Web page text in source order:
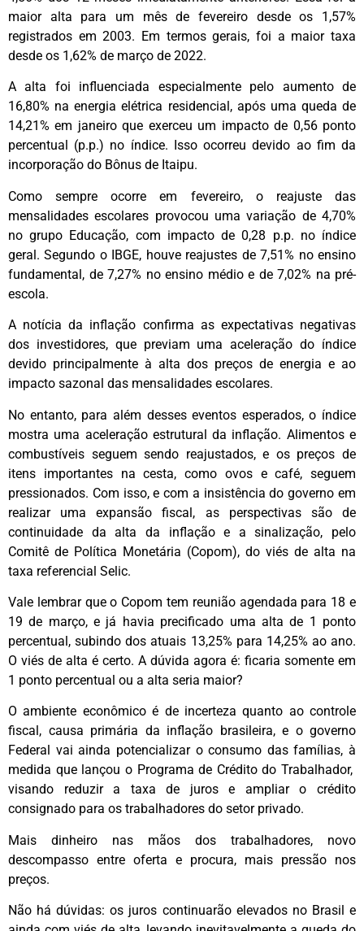
maior alta para um mês de fevereiro desde os 1,57%
registrados em 2003. Em termos gerais, foi a maior taxa
desde os 1,62% de março de 2022.
A alta foi influenciada especialmente pelo aumento de
16,80% na energia elétrica residencial, após uma queda de
14,21% em janeiro que exerceu um impacto de 0,56 ponto
percentual (p.p.) no índice. Isso ocorreu devido ao fim da
incorporação do Bônus de Itaipu.
Como sempre ocorre em fevereiro, o reajuste das
mensalidades escolares provocou uma variação de 4,70%
no grupo Educação, com impacto de 0,28 p.p. no índice
geral. Segundo o IBGE, houve reajustes de 7,51% no ensino
fundamental, de 7,27% no ensino médio e de 7,02% na pré-
escola.
A notícia da inflação confirma as expectativas negativas
dos investidores, que previam uma aceleração do índice
devido principalmente à alta dos preços de energia e ao
impacto sazonal das mensalidades escolares.
No entanto, para além desses eventos esperados, o índice
mostra uma aceleração estrutural da inflação. Alimentos e
combustíveis seguem sendo reajustados, e os preços de
itens importantes na cesta, como ovos e café, seguem
pressionados. Com isso, e com a insistência do governo em
realizar uma expansão fiscal, as perspectivas são de
continuidade da alta da inflação e a sinalização, pelo
Comitê de Política Monetária (Copom), do viés de alta na
taxa referencial Selic.
Vale lembrar que o Copom tem reunião agendada para 18 e
19 de março, e já havia precificado uma alta de 1 ponto
percentual, subindo dos atuais 13,25% para 14,25% ao ano.
O viés de alta é certo. A dúvida agora é: ficaria somente em
1 ponto percentual ou a alta seria maior?
O ambiente econômico é de incerteza quanto ao controle
fiscal, causa primária da inflação brasileira, e o governo
Federal vai ainda potencializar o consumo das famílias, à
medida que lançou o Programa de Crédito do Trabalhador,
visando reduzir a taxa de juros e ampliar o crédito
consignado para os trabalhadores do setor privado.
Mais dinheiro nas mãos dos trabalhadores, novo
descompasso entre oferta e procura, mais pressão nos
preços.
Não há dúvidas: os juros continuarão elevados no Brasil e